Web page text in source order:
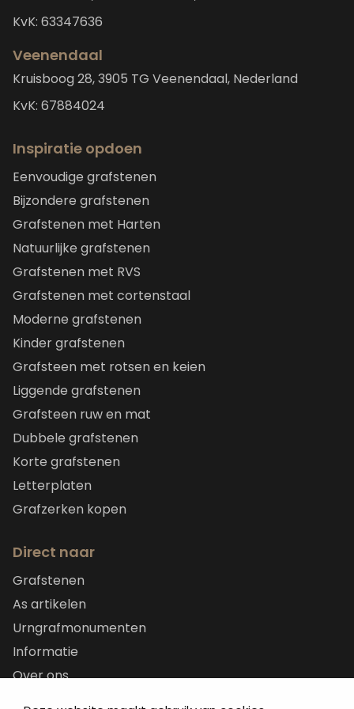
KvK: 63347636
Veenendaal
Kruisboog 28, 3905 TG Veenendaal, Nederland
KvK: 67884024
Inspiratie opdoen
Eenvoudige grafstenen
Bijzondere grafstenen
Grafstenen met Harten
Natuurlijke grafstenen
Grafstenen met RVS
Grafstenen met cortenstaal
Moderne grafstenen
Kinder grafstenen
Grafsteen met rotsen en keien
Liggende grafstenen
Grafsteen ruw en mat
Dubbele grafstenen
Korte grafstenen
Letterplaten
Grafzerken kopen
Direct naar
Grafstenen
As artikelen
Urngrafmonumenten
Informatie
Over ons